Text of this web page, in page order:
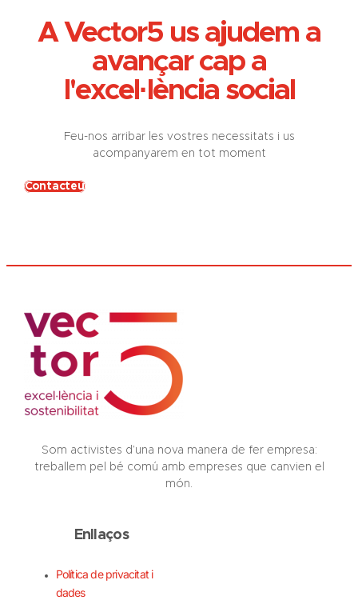
A Vector5 us ajudem a
avançar cap a
l'excel·lència social
Feu-nos arribar les vostres necessitats i us
acompanyarem en tot moment
Contacteu
Som activistes d’una nova manera de fer empresa:
treballem pel bé comú amb empreses que canvien el
món.
Enllaços
Política de privacitat i
dades